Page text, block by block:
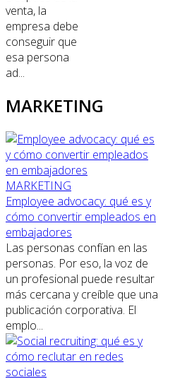
venta, la
empresa debe
conseguir que
esa persona
ad...
MARKETING
MARKETING
Employee advocacy: qué es y
cómo convertir empleados en
embajadores
Las personas confían en las
personas. Por eso, la voz de
un profesional puede resultar
más cercana y creíble que una
publicación corporativa. El
emplo...